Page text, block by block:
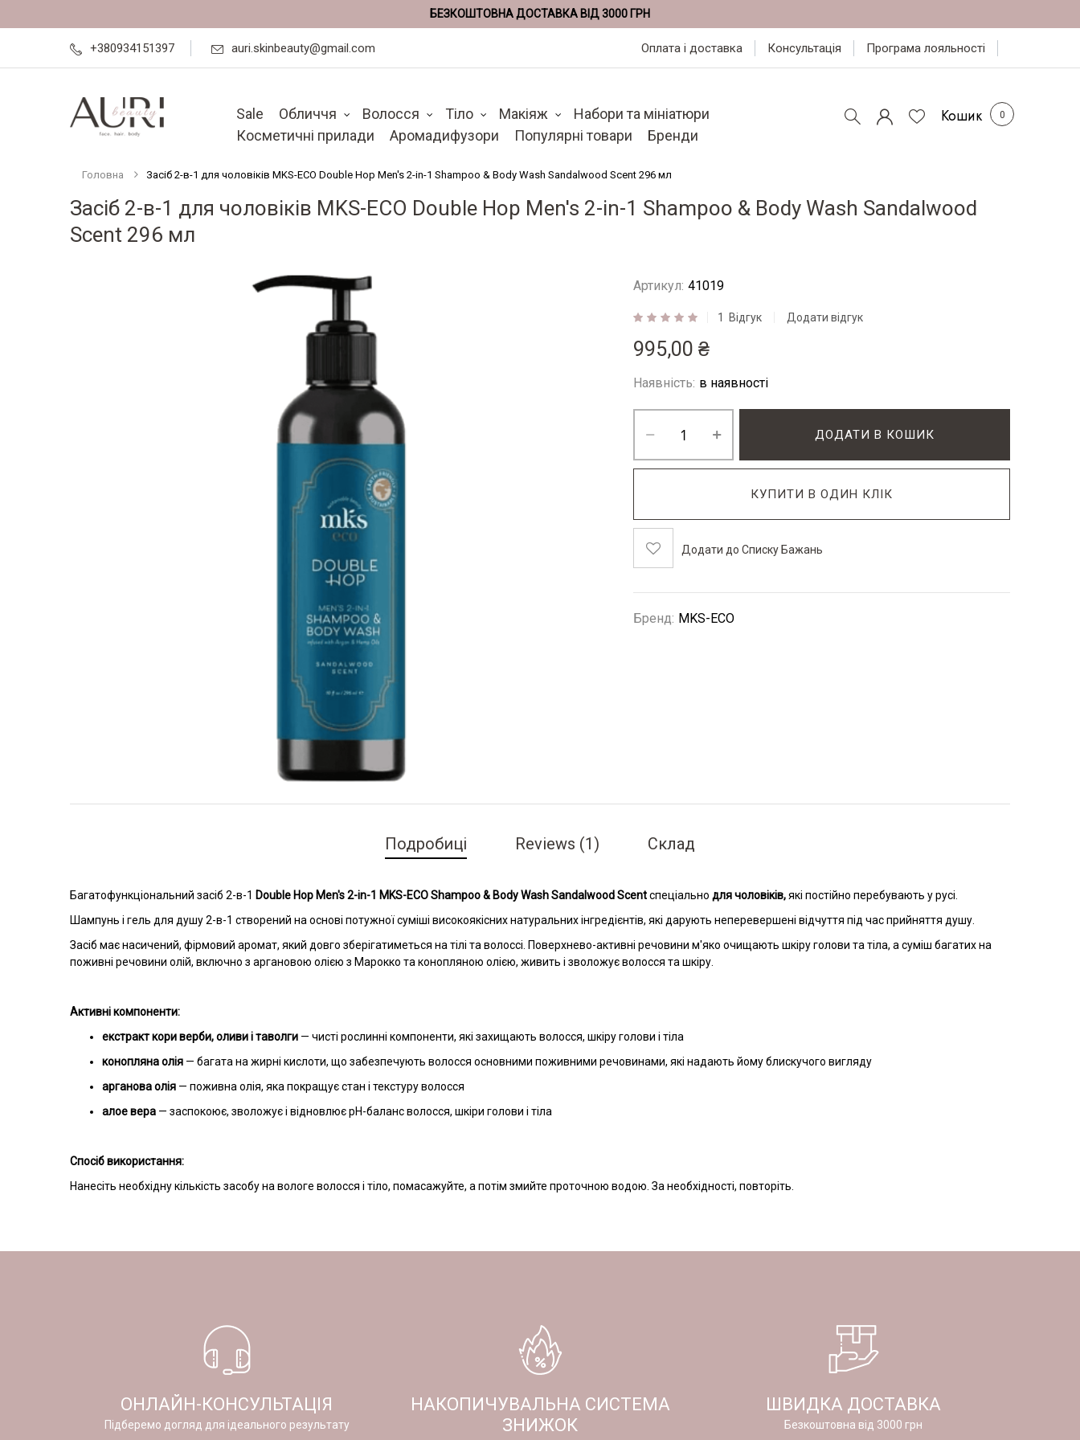
БЕЗКОШТОВНА ДОСТАВКА ВІД 3000 ГРН
+380934151397 auri.skinbeauty@gmail.com Оплата і доставка Консультація Програма лояльності
Sale Обличчя Волосся Тіло Макіяж
Набори та мініатюри
Косметичні прилади
Аромадифузори Популярні товари Бренди
Кошик
Головна Засіб 2-в-1 для чоловіків MKS-ECO Double Hop Men's 2-in-1 Shampoo & Body Wash Sandalwood Scent 296 мл
Засіб 2-в-1 для чоловіків MKS-ECO Double Hop Men's 2-in-1 Shampoo & Body Wash Sandalwood
Scent 296 мл
Перейти
Артикул: 41019
Рейтинг: 1 Відгук Додати відгук
995,00 ₴
Наявність: в наявності
ДОДАТИ В КОШИК
КУПИТИ В ОДИН КЛІК
Додати до Списку Бажань
Бренд MKS-ECO
Подробиці Reviews 1 Склад
Багатофункціональний засіб 2-в-1 Double Hop Men's 2-in-1 MKS-ECO Shampoo & Body Wash Sandalwood Scentспеціально для чоловіків,які постійно перебувають у русі.
Шампунь і гель для душу 2-в-1 створений на основі потужної суміші високоякісних натуральних інгредієнтів, які дарують неперевершені відчуття під час прийняття душу.
Засіб має насичений, фірмовий аромат, який довго зберігатиметься на тілі та волоссі. Поверхнево-активні речовини м'яко очищають шкіру голови та тіла, а суміш багатих на
поживні речовини олій, включно з аргановою олією з Марокко та конопляною олією, живить і зволожує волосся та шкіру.
Активні компоненти:
екстракт кори верби, оливи і таволги — чисті рослинні компоненти, які захищають волосся, шкіру голови і тіла
конопляна олія — багата на жирні кислоти, що забезпечують волосся основними поживними речовинами, які надають йому блискучого вигляду
арганова олія — поживна олія, яка покращує стан і текстуру волосся
алое вера — заспокоює, зволожує і відновлює pH-баланс волосся, шкіри голови і тіла
Спосіб використання:
Нанесіть необхідну кількість засобу на вологе волосся і тіло, помасажуйте, а потім змийте проточною водою. За необхідності, повторіть.
ОНЛАЙН-КОНСУЛЬТАЦІЯ
Підберемо догляд для ідеального результату
НАКОПИЧУВАЛЬНА СИСТЕМА
ЗНИЖОК
ШВИДКА ДОСТАВКА
Безкоштовна від 3000 грн